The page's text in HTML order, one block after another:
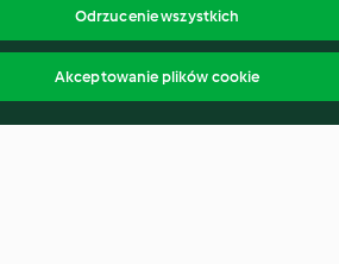
Odrzucenie wszystkich
Akceptowanie plików cookie